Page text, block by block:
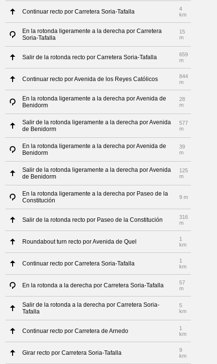
Continuar recto por Carretera Soria-Tafalla
4
km
En la rotonda ligeramente a la derecha por Carretera
Soria-Tafalla
15
m
Salir de la rotonda recto por Carretera Soria-Tafalla
659
m
Continuar recto por Avenida de los Reyes Católicos
844
m
En la rotonda ligeramente a la derecha por Avenida de
Benidorm
28
m
Salir de la rotonda ligeramente a la derecha por Avenida
de Benidorm
577
m
En la rotonda ligeramente a la derecha por Avenida de
Benidorm
39
m
Salir de la rotonda ligeramente a la derecha por Avenida
de Benidorm
125
m
En la rotonda ligeramente a la derecha por Paseo de la
Constitución
9 m
Salir de la rotonda recto por Paseo de la Constitución
316
m
Roundabout turn recto por Avenida de Quel
1
km
Continuar recto por Carretera Soria-Tafalla
1
km
En la rotonda a la derecha por Carretera Soria-Tafalla
57
m
Salir de la rotonda a la derecha por Carretera Soria-
Tafalla
5
km
Continuar recto por Carretera de Arnedo
1
km
Girar recto por Carretera Soria-Tafalla
9
km